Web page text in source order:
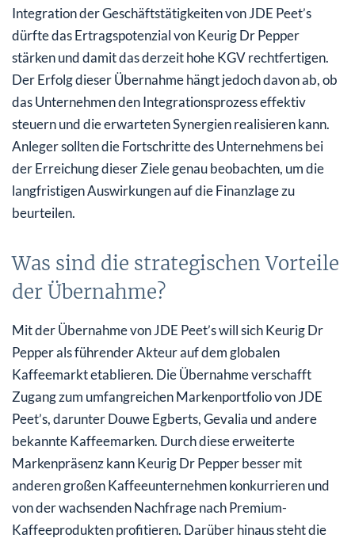
Integration der Geschäftstätigkeiten von JDE Peet’s
dürfte das Ertragspotenzial von Keurig Dr Pepper
stärken und damit das derzeit hohe KGV rechtfertigen.
Der Erfolg dieser Übernahme hängt jedoch davon ab, ob
das Unternehmen den Integrationsprozess effektiv
steuern und die erwarteten Synergien realisieren kann.
Anleger sollten die Fortschritte des Unternehmens bei
der Erreichung dieser Ziele genau beobachten, um die
langfristigen Auswirkungen auf die Finanzlage zu
beurteilen.
Was sind die strategischen Vorteile
der Übernahme?
Mit der Übernahme von JDE Peet’s will sich Keurig Dr
Pepper als führender Akteur auf dem globalen
Kaffeemarkt etablieren. Die Übernahme verschafft
Zugang zum umfangreichen Markenportfolio von JDE
Peet’s, darunter Douwe Egberts, Gevalia und andere
bekannte Kaffeemarken. Durch diese erweiterte
Markenpräsenz kann Keurig Dr Pepper besser mit
anderen großen Kaffeeunternehmen konkurrieren und
von der wachsenden Nachfrage nach Premium-
Kaffeeprodukten profitieren. Darüber hinaus steht die